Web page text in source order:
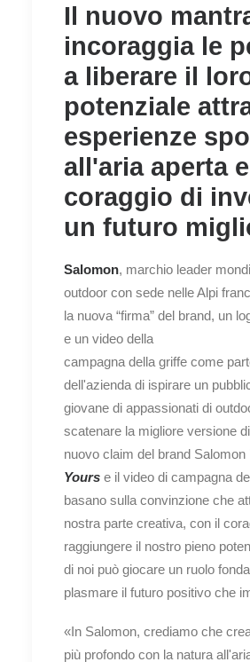
Il nuovo
incoraggia le
a liberare il
potenziale
esperienze
all'aria aperta
coraggio di
un futuro
Salomon, marchio leader
outdoor con sede nelle Alpi
la nuova “firma” del brand, un
e un video della
campagna della griffe come
dell'azienda di ispirare un
giovane di appassionati di
scatenare la migliore versione
nuovo claim del brand Salomon
Yours e il video di campagna
basano sulla convinzione che
nostra parte creativa, con il
raggiungere il nostro pieno
di noi può giocare un ruolo
plasmare il futuro positivo che
«In Salomon, crediamo che
più profondo con la natura